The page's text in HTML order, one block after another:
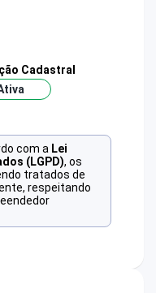
Cadastral
com a Lei
(LGPD), os
tratados de
respeitando